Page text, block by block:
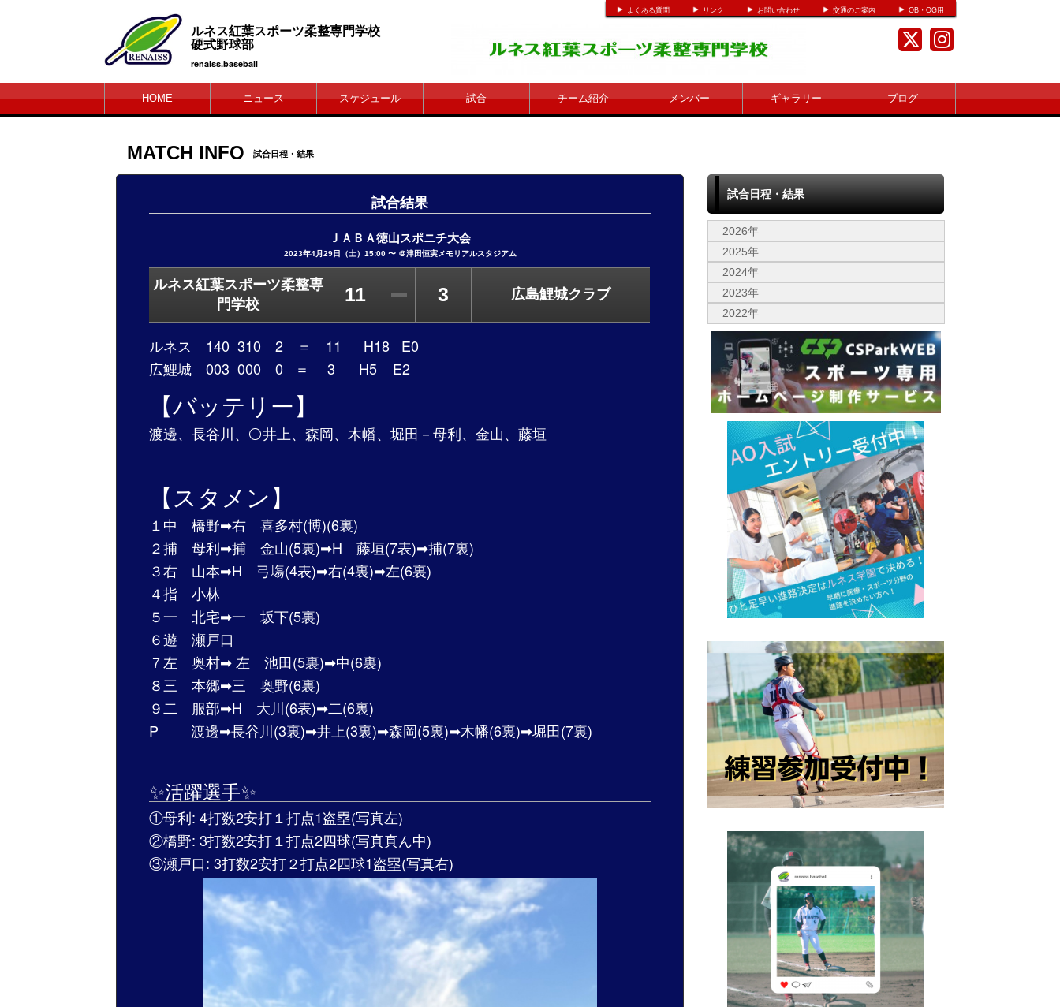
よくある質問 リンク お問い合わせ 交通のご案内 OB・OG用
ルネス紅葉スポーツ柔整専門学校
硬式野球部
renaiss.baseball
HOME ニュース スケジュール 試合 チーム紹介 メンバー ギャラリー ブログ
MATCH INFO 試合日程・結果
試合結果
ＪＡＢＡ徳山スポニチ大会
2023年4月29日（土）15:00 〜 ＠津田恒実メモリアルスタジアム
ルネス紅葉スポーツ柔整専
門学校
11 3 広島鯉城クラブ
ルネス 140 310 2 ＝ 11 H18 E0
広鯉城 003 000 0 ＝ 3 H5 E2
【バッテリー】
渡邊、長谷川、⚪️井上、森岡、木幡、堀田－母利、金山、藤垣
【スタメン】
１中 橋野➡︎右 喜多村(博)(6裏)
２捕 母利➡︎捕 金山(5裏)➡H 藤垣(7表)➡︎捕(7裏)
３右 山本➡︎H 弓塲(4表)➡︎右(4裏)➡︎左(6裏)
４指 小林
５一 北宅➡︎一 坂下(5裏)
６遊 瀬戸口
７左 奥村➡︎ 左 池田(5裏)➡︎中(6裏)
８三 本郷➡︎三 奥野(6裏)
９二 服部➡︎H 大川(6表)➡︎二(6裏)
P 渡邊➡長谷川(3裏)➡︎井上(3裏)➡︎森岡(5裏)➡︎木幡(6裏)➡堀田(7裏)
✨活躍選手✨
①母利: 4打数2安打１打点1盗塁(写真左)
②橋野: 3打数2安打１打点2四球(写真真ん中)
③瀬戸口: 3打数2安打２打点2四球1盗塁(写真右)
試合日程・結果
2026年
2025年
2024年
2023年
2022年